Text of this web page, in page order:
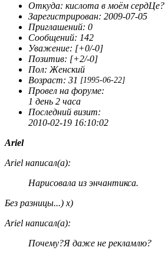
Откуда: кислота в моём сердЦе?
Зарегистрирован: 2009-07-05
Приглашений: 0
Сообщений: 142
Уважение: [+0/-0]
Позитив: [+2/-0]
Пол: Женский
Возраст: 31 [1995-06-22]
Провел на форуме:
1 день 2 часа
Последний визит:
2010-02-19 16:10:02
Ariel
Ariel написал(а):
Нарисовала из энчантикса.
Без разницы...) х)
Ariel написал(а):
Почему?Я даже не рекламлю?